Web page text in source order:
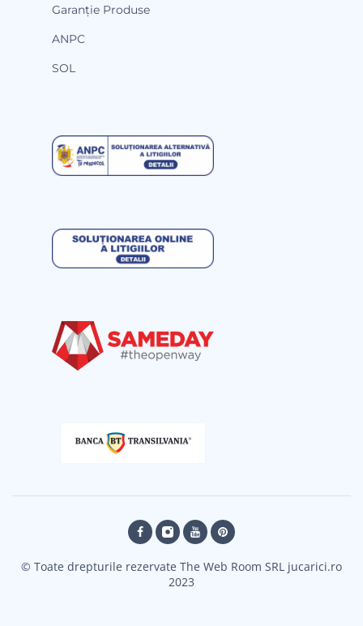
Garanție Produse
ANPC
SOL
© Toate drepturile rezervate The Web Room SRL jucarici.ro
2023